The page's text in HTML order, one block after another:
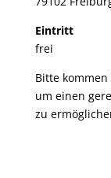
Eintritt
frei
Bitte
um einen
zu